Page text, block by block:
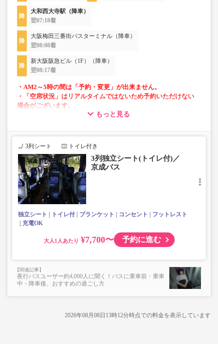
大和西大寺駅（降車）
翌07:18着
大阪梅田三番街バスターミナル（降車）
翌08:08着
新大阪阪急ビル（1F）（降車）
翌08:17着
・AM2～5時の間は「予約・変更」が出来ません。
・「空席状況」はリアルタイムではないため予約いただけない
場合がございます。
・フリーWi-Fi対応
・長時間の移動でも安心の車内トイレあり
・車内を常時換気、車内を清掃、除菌
もっと見る
3列シート トイレ付き
3列独立シート(トイレ付)／
京成バス
独立シート トイレ付 ブランケット コンセント
フットレスト
充電OK
大人 ¥7,700〜 予約に進む
夜行バスユーザー約4,000人に聞く！バスに乗車前・乗車
中・降車後、おすすめの過ごし方
2026年08月08日13時12分時点での料金を表示しています